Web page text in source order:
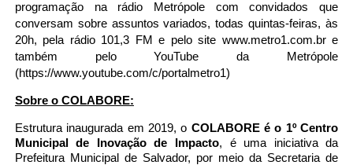
programação na rádio Metrópole com convidados que
conversam sobre assuntos variados, todas quintas-feiras, às
20h, pela rádio 101,3 FM e pelo site www.metro1.com.br e
também pelo YouTube da Metrópole
(https://www.youtube.com/c/portalmetro1)
Sobre o COLABORE:
Estrutura inaugurada em 2019, o COLABORE é o 1º Centro
Municipal de Inovação de Impacto, é uma iniciativa da
Prefeitura Municipal de Salvador, por meio da Secretaria de